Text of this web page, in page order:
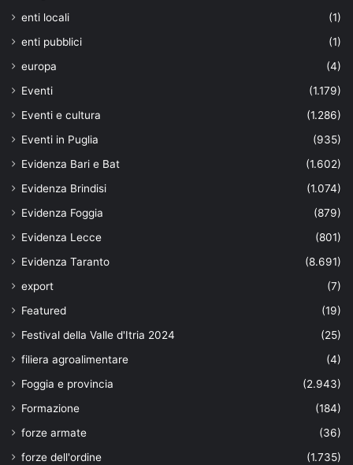
enti locali
(1)
enti pubblici
(1)
europa
(4)
Eventi
(1.179)
Eventi e cultura
(1.286)
Eventi in Puglia
(935)
Evidenza Bari e Bat
(1.602)
Evidenza Brindisi
(1.074)
Evidenza Foggia
(879)
Evidenza Lecce
(801)
Evidenza Taranto
(8.691)
export
(7)
Featured
(19)
Festival della Valle d'Itria 2024
(25)
filiera agroalimentare
(4)
Foggia e provincia
(2.943)
Formazione
(184)
forze armate
(36)
forze dell'ordine
(1.735)